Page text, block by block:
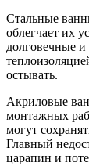
Стальные
облегчает их
долговечные
остывать.
Акриловые
монтажных
могут
Главный
царапин и